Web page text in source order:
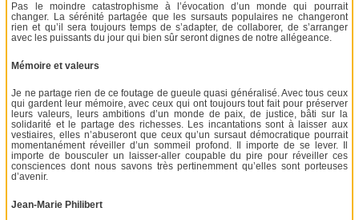
Pas le moindre catastrophisme à l’évocation d’un monde qui pourrait
changer. La sérénité partagée que les sursauts populaires ne changeront
rien et qu’il sera toujours temps de s’adapter, de collaborer, de s’arranger
avec les puissants du jour qui bien sûr seront dignes de notre allégeance.
Mémoire et valeurs
Je ne partage rien de ce foutage de gueule quasi généralisé. Avec tous ceux
qui gardent leur mémoire, avec ceux qui ont toujours tout fait pour préserver
leurs valeurs, leurs ambitions d’un monde de paix, de justice, bâti sur la
solidarité et le partage des richesses. Les incantations sont à laisser aux
vestiaires, elles n’abuseront que ceux qu’un sursaut démocratique pourrait
momentanément réveiller d’un sommeil profond. Il importe de se lever. Il
importe de bousculer un laisser-aller coupable du pire pour réveiller ces
consciences dont nous savons très pertinemment qu’elles sont porteuses
d’avenir.
Jean-Marie Philibert